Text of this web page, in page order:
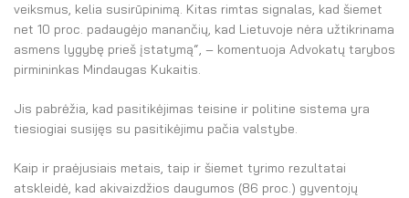
veiksmus, kelia susirūpinimą. Kitas rimtas signalas, kad šiemet
net 10 proc. padaugėjo manančių, kad Lietuvoje nėra užtikrinama
asmens lygybę prieš įstatymą“, – komentuoja Advokatų tarybos
pirmininkas Mindaugas Kukaitis.
Jis pabrėžia, kad pasitikėjimas teisine ir politine sistema yra
tiesiogiai susijęs su pasitikėjimu pačia valstybe.
Kaip ir praėjusiais metais, taip ir šiemet tyrimo rezultatai
atskleidė, kad akivaizdžios daugumos (86 proc.) gyventojų